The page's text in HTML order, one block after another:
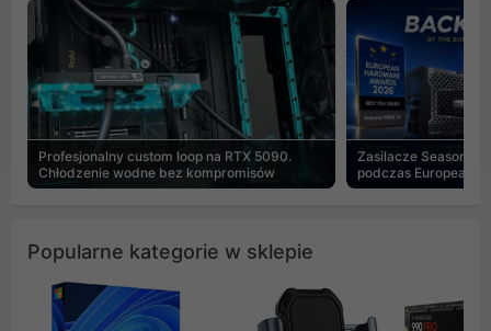
Profesjonalny custom loop na RTX 5090.
Chłodzenie wodne bez kompromisów
Zasilacze Seasonic
podczas European
Popularne kategorie w sklepie